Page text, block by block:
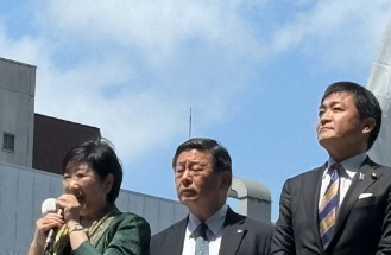
日本代表・森保一監督...
もっと見る